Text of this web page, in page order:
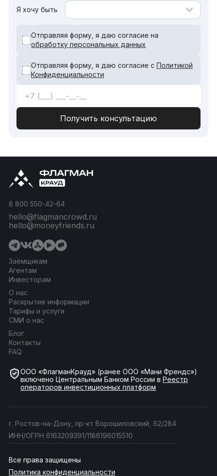
Я хочу быть
Отправляя форму, я даю согласие на
обработку персональных данных
Отправляя форму, я даю согласие с Политикой
Конфиденциальности
Заёмщикам
Агентам
Инвесторам
О нас
Раскрытие информации
Тарифы и услуги
СМИ о нас
Блог
Контакты
FAQ
8 800 550-42-64
hello@flagmancrowd.ru
hello@moneyfriends.ru
ООО «ФлагманКрауд» (ранее ООО «Мани Френдс»)
включено Центральным Банком России в Реестр
операторов инвестиционных платформ
г. Ростов-на-Дону, пр-кт Ворошиловский, 62/284
ИНН/ОГРН 6163209391/1186196015510
Все права защищены
Политика конфиденциальности